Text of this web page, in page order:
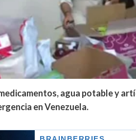
agua potable y
en Venezuela.